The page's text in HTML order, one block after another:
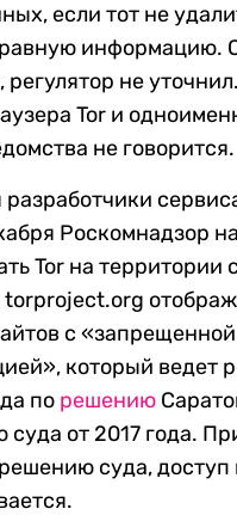
если тот не
информацию.
регулятор не
Tor и
не говорится.
разработчики
Роскомнадзор
Tor на территории
с «запрещенной
который ведет
по решению
суда от 2017 года.
суда, доступ